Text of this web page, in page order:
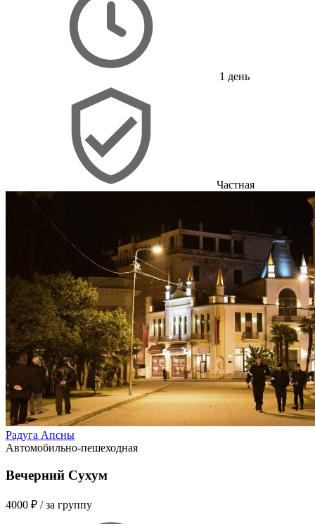
1 день
Частная
Радуга Апсны
Автомобильно-пешеходная
Вечерний Сухум
4000 ₽ / за группу